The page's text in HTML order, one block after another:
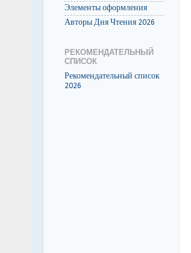
Элементы оформления
Авторы Дня Чтения 2026
РЕКОМЕНДАТЕЛЬНЫЙ
СПИСОК
Рекомендательный список
2026